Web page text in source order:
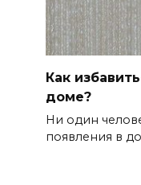
Как
доме?
Ни один
появления в